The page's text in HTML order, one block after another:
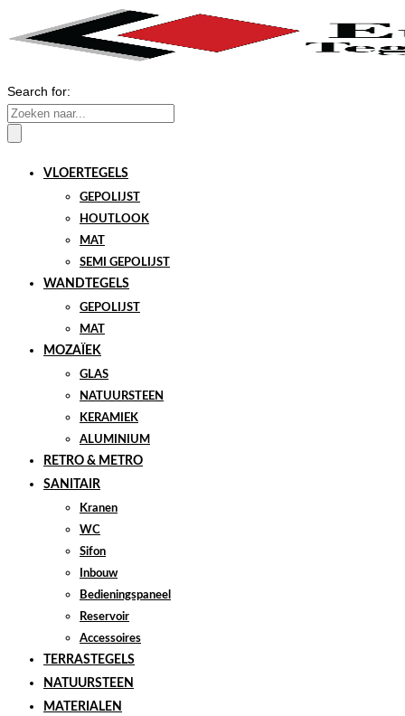
Search for:
VLOERTEGELS
GEPOLIJST
HOUTLOOK
MAT
SEMI GEPOLIJST
WANDTEGELS
GEPOLIJST
MAT
MOZAÏEK
GLAS
NATUURSTEEN
KERAMIEK
ALUMINIUM
RETRO & METRO
SANITAIR
Kranen
WC
Sifon
Inbouw
Bedieningspaneel
Reservoir
Accessoires
TERRASTEGELS
NATUURSTEEN
MATERIALEN